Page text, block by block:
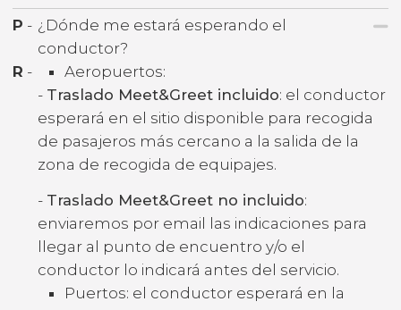
P - ¿Dónde me estará esperando el
conductor?
R -
Aeropuertos:
- Traslado Meet&Greet incluido: el conductor
esperará en el sitio disponible para recogida
de pasajeros más cercano a la salida de la
zona de recogida de equipajes.
- Traslado Meet&Greet no incluido:
enviaremos por email las indicaciones para
llegar al punto de encuentro y/o el
conductor lo indicará antes del servicio.
Puertos: el conductor esperará en la